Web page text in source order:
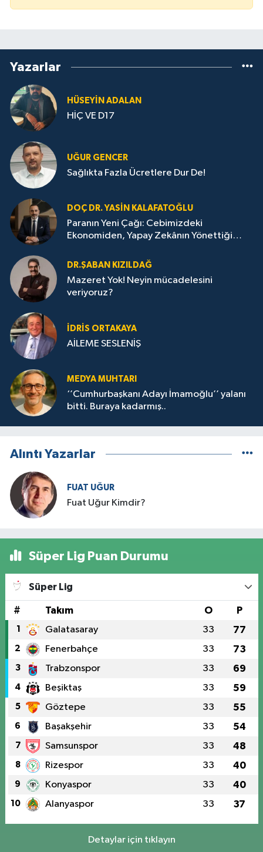
Yazarlar
HÜSEYIN ADALAN
HİÇ VE D17
UĞUR GENCER
Sağlıkta Fazla Ücretlere Dur De!
DOÇ DR. YASIN KALAFATOĞLU
Paranın Yeni Çağı: Cebimizdeki
Ekonomiden, Yapay Zekânın Yönettiği
DR.ŞABAN KIZILDAĞ
Mazeret Yok! Neyin mücadelesini
veriyoruz?
İDRIS ORTAKAYA
AİLEME SESLENİŞ
MEDYA MUHTARI
‘’Cumhurbaşkanı Adayı İmamoğlu’’ yalanı
bitti. Buraya kadarmış..
Alıntı Yazarlar
FUAT UĞUR
Fuat Uğur Kimdir?
Süper Lig Puan Durumu
Süper Lig
# Takım O P
1 Galatasaray 33 77
2 Fenerbahçe 33 73
3 Trabzonspor 33 69
4 Beşiktaş 33 59
5 Göztepe 33 55
6 Başakşehir 33 54
7 Samsunspor 33 48
8 Rizespor 33 40
9 Konyaspor 33 40
10 Alanyaspor 33 37
Detaylar için tıklayın